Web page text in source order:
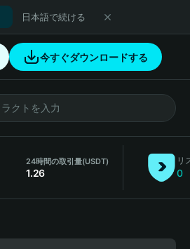
日本語で続ける
今すぐダウンロードする
24時間の取引量(USDT)
1.26
リ
0